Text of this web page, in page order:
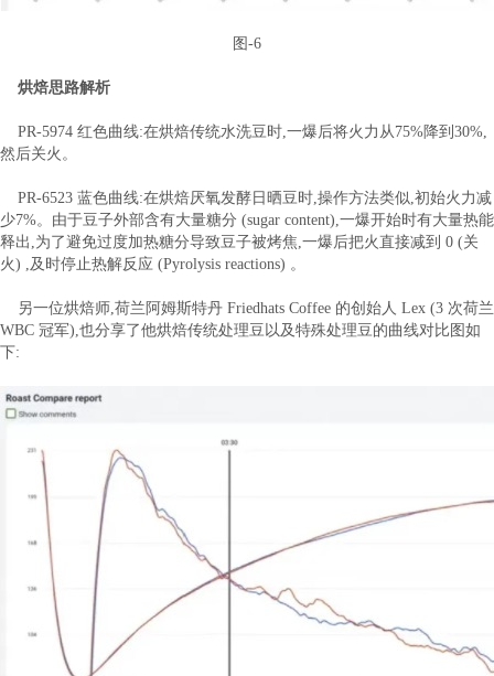
图-6
烘焙思路解析
PR-5974 红色曲线:在烘焙传统水洗豆时,一爆后将火力从75%降到30%,
然后关火。
PR-6523 蓝色曲线:在烘焙厌氧发酵日晒豆时,操作方法类似,初始火力减
少7%。由于豆子外部含有大量糖分 (sugar content),一爆开始时有大量热能
释出,为了避免过度加热糖分导致豆子被烤焦,一爆后把火直接减到 0 (关
火) ,及时停止热解反应 (Pyrolysis reactions) 。
另一位烘焙师,荷兰阿姆斯特丹 Friedhats Coffee 的创始人 Lex (3 次荷兰
WBC 冠军),也分享了他烘焙传统处理豆以及特殊处理豆的曲线对比图如
下: